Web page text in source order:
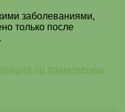
заболеваниями,
только после
по применению